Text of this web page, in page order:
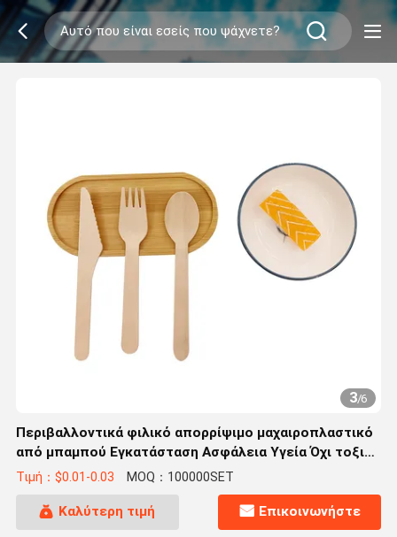
3/6
Περιβαλλοντικά φιλικό απορρίψιμο μαχαιροπλαστικό
από μπαμπού Εγκατάσταση Ασφάλεια Υγεία Όχι τοξικό
Όχι μυρωδιά
Τιμή：$0.01-0.03 MOQ：100000SET
Καλύτερη τιμή Επικοινωνήστε